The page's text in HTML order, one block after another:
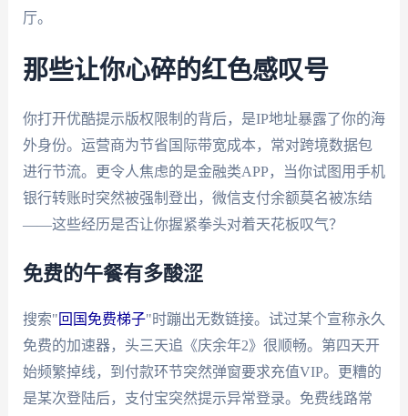
厅。
那些让你心碎的红色感叹号
你打开优酷提示版权限制的背后，是IP地址暴露了你的海
外身份。运营商为节省国际带宽成本，常对跨境数据包
进行节流。更令人焦虑的是金融类APP，当你试图用手机
银行转账时突然被强制登出，微信支付余额莫名被冻结
——这些经历是否让你握紧拳头对着天花板叹气？
免费的午餐有多酸涩
搜索"回国免费梯子"时蹦出无数链接。试过某个宣称永久
免费的加速器，头三天追《庆余年2》很顺畅。第四天开
始频繁掉线，到付款环节突然弹窗要求充值VIP。更糟的
是某次登陆后，支付宝突然提示异常登录。免费线路常